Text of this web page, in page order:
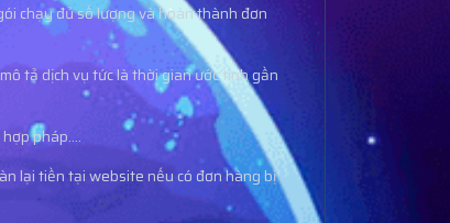
chạy đủ số lượng và hoàn thành đơn
tả dịch vụ tức là thời gian ước tính gần
pháp....
lại tiền tại website nếu có đơn hàng bị